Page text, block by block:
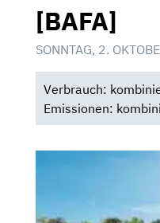
[BAFA]
SONNTAG, 2.
Verbrauch:
Emissionen: